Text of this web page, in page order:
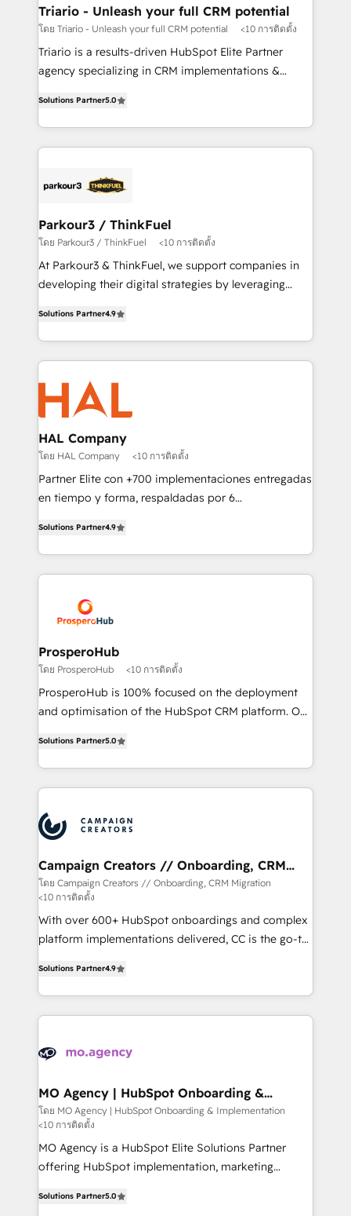
their unique business needs. We are thrilled to have
Blue Frog in the HubSpot ecosystem leading the
way for customers!" - Yamini Rangan, CEO of
of experience and quality of skilled staff has earned
them a trusted reputation within the HubSpot
Program, HubSpot.
Triario - Unleash your full CRM potential
โดย Triario - Unleash your full CRM potential <10 การติดตั้ง
Triario is a results-driven HubSpot Elite Partner
agency specializing in CRM implementations &
Integrations, Custom AI agents and AI-ready Website
Design With over 15 years of experience, we help
companies bridge the gap between marketing, sales,
data hygiene, and tailored HubSpot solutions. Our
a global consultancy with the care and agility of a
boutique firm. At Triario, we’re big enough to deliver
but small enough to listen. Our Services: HubSpot
implementations & data migration Custom AI agents
Website design Let’s turn your CRM into your growth
engine!
Solutions Partner5.0
Parkour3 / ThinkFuel
โดย Parkour3 / ThinkFuel <10 การติดตั้ง
At Parkour3 & ThinkFuel, we support companies in
developing their digital strategies by leveraging
sales processes to generate growth. Our offer spans
from Strategy to Operations. We specialize in CRM
onboarding and implementation, web design, sales
& marketing automation, and digital marketing. With
extensive experience working with tech companies
and manufacturers since 2002, we are committed to
empowering our clients and developing their
autonomy. Get to grips with HubSpot through
guided implementation and seamless integration of
the CRM platform into your digital ecosystem. Would
marketing strategy? We'll provide support tailored
to your needs and sales objectives. With 125+
Accreditations. Based in Canada (coast to coast), our
services are offered in both English & French.
Solutions Partner4.9
HAL Company
โดย HAL Company <10 การติดตั้ง
Partner Elite con +700 implementaciones entregadas
en tiempo y forma, respaldadas por 6
Certified Trainers avalados por HubSpot Academy.
Acompañamos a las empresas en cada etapa de su
crecimiento integrando estrategia, tecnología y
reales. Nos caracterizamos por combinar excelencia
técnica con una mirada estratégica a largo plazo.
Solutions Partner4.9
ProsperoHub
โดย ProsperoHub <10 การติดตั้ง
ProsperoHub is 100% focused on the deployment
and optimisation of the HubSpot CRM platform. Our
ensure that you achieve maximum adoption and
ROI from your HubSpot investment. Use our
extensive HubSpot, sales, marketing, service and
HubSpot journey, design and implement your
processes and skilfully bring your revenue
infrastructure to life. Our collaborative approach
keeps you in control whilst we plan and support the
route to your revenue goals. We have successfully
supported over 500 organisations with HubSpot
implementation, optimisation, training, and
methodology will ensure that you receive the best
deployment experience possible. Whether you are
new to HubSpot or seeking to turn around a poor
expertise to deliver the solutions you need.
Solutions Partner5.0
Campaign Creators // Onboarding, CRM
Migration
โดย Campaign Creators // Onboarding, CRM Migration
<10 การติดตั้ง
With over 600+ HubSpot onboardings and complex
platform implementations delivered, CC is the go-to
migrate, replatform, and scale smarter. We specialize
in high-impact CRM and CMS migrations and
onboarding from platforms like Salesforce, NetSuite,
WordPress and legacy CRMs, turning fragmented
architectures that accelerate revenue operations and
performance. - Multi-object CRM migration, cleanup,
and implementation. - Pre-built and custom
integrations across your full tech stack. - Custom
object setup, CMS builds, and full-funnel automation.
nurturing sequences. - Cross-hub setup across
Solutions Partner4.9
MO Agency | HubSpot Onboarding &
Implementation
โดย MO Agency | HubSpot Onboarding & Implementation
<10 การติดตั้ง
MO Agency is a HubSpot Elite Solutions Partner
offering HubSpot implementation, marketing
paid media, content marketing, AEO and GEO (AI
Solutions Partner5.0